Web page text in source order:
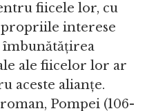
fiicele lor, cu
propriile interese
îmbunătățirea
ale fiicelor lor ar
aceste alianțe.
Pompei (106-